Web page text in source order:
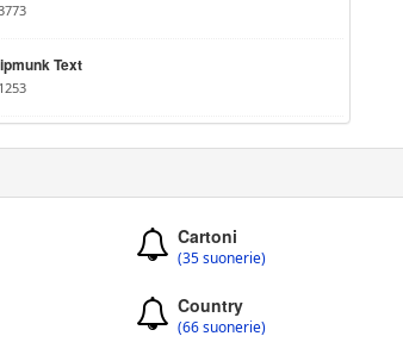
Text
Cartoni
(35 suonerie)
Country
(66 suonerie)